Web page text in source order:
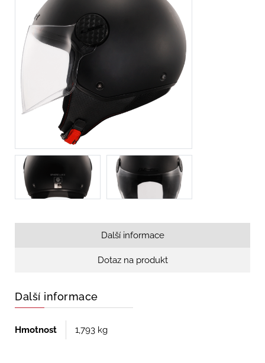
Další informace
Dotaz na produkt
Další informace
Hmotnost 1,793 kg